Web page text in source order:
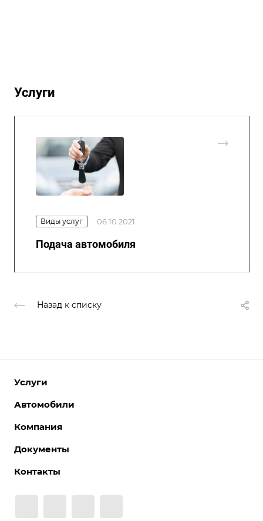
Услуги
Виды услуг 06.10.2021
Подача автомобиля
Назад к списку
Услуги
Автомобили
Компания
Документы
Контакты